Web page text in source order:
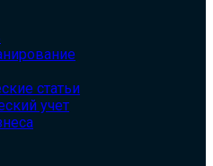
статьи
учет